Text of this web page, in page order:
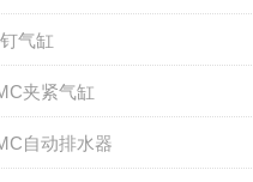
气缸
夹紧气缸
自动排水器